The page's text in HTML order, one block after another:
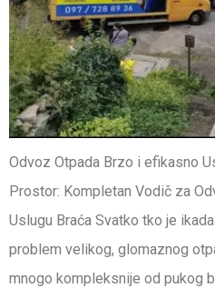
Odvoz Otpada Brzo i efikasno
Prostor: Kompletan Vodič za
Uslugu Braća Svatko tko je
problem velikog, glomaznog
mnogo kompleksnije od pukog